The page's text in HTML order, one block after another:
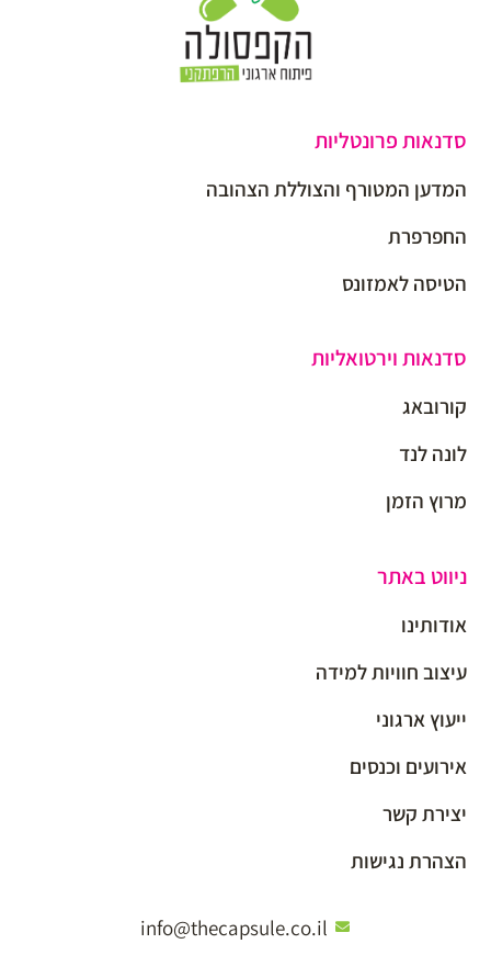
סדנאות פרונטליות
המדען המטורף והצוללת הצהובה
החפרפרת
הטיסה לאמזונס
סדנאות וירטואליות
קורובאג
לונה לנד
מרוץ הזמן
ניווט באתר
אודותינו
עיצוב חוויות למידה
ייעוץ ארגוני
אירועים וכנסים
יצירת קשר
הצהרת נגישות
info@thecapsule.co.il